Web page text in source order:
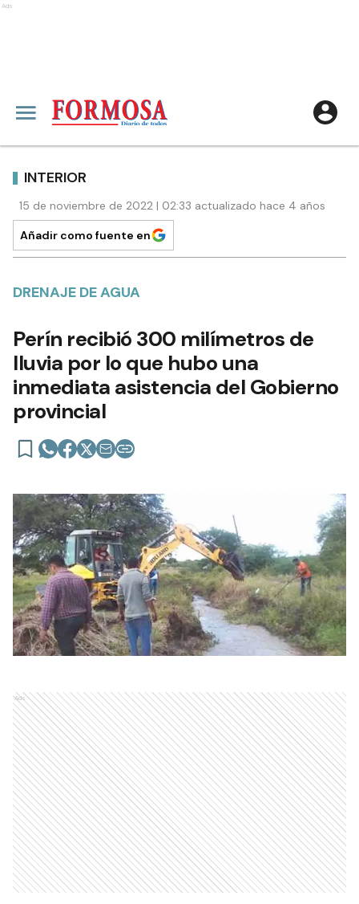
Ads
INTERIOR
15 de noviembre de 2022 | 02:33 actualizado hace 4 años
Añadir como fuente en
DRENAJE DE AGUA
Perín recibió 300 milímetros de
lluvia por lo que hubo una
inmediata asistencia del Gobierno
provincial
Ads